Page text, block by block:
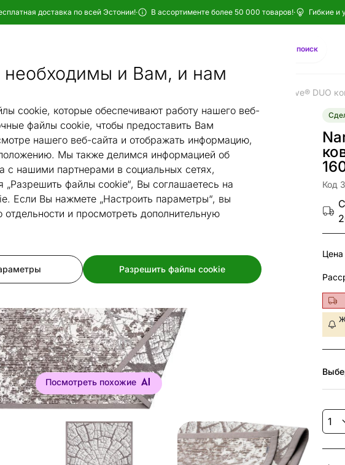
и Вам, и нам
cookie, которые обеспечивают работу нашего веб-
файлы cookie, чтобы предоставить Вам
нашего веб-сайта и отображать информацию,
Мы также делимся информацией об
с нашими партнерами в социальных сетях,
„Разрешить файлы cookie“, Вы соглашаетесь на
Если Вы нажмете „Настроить параметры“, вы
и просмотреть дополнительную
Разрешить файлы cookie
доставка по всей Эстонии!· В ассортименте более 50 000 товаров!· Гибкие и
AI-поиск
Narma smartWeave® DUO
Посмотреть похожие
Код
Цена